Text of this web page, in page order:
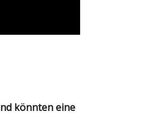
könnten eine